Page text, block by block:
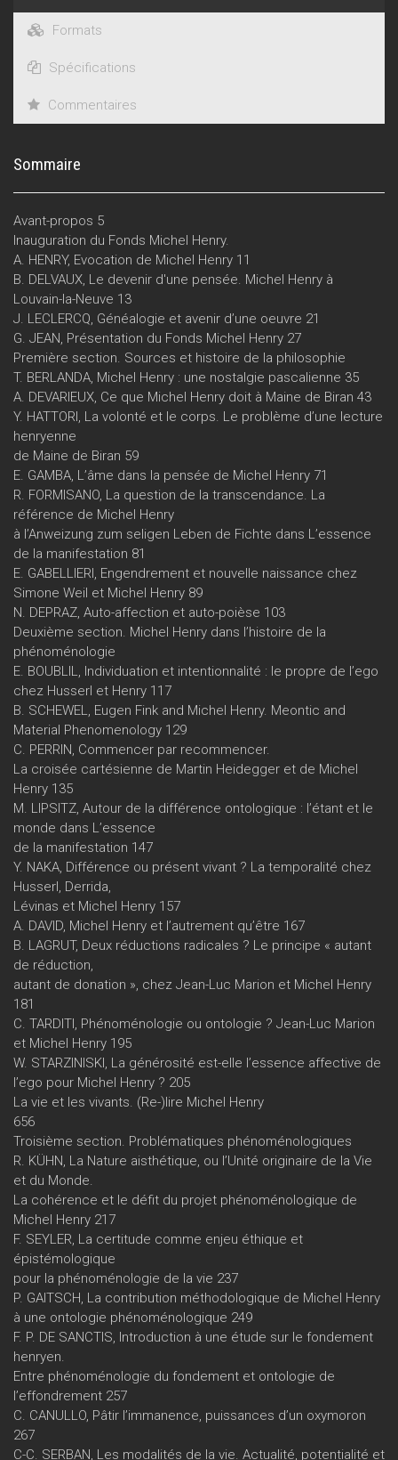
Formats
Spécifications
Commentaires
Sommaire
Avant-propos 5
Inauguration du Fonds Michel Henry.
A. HENRY, Evocation de Michel Henry 11
B. DELVAUX, Le devenir d'une pensée. Michel Henry à
Louvain-la-Neuve 13
J. LECLERCQ, Généalogie et avenir d’une oeuvre 21
G. JEAN, Présentation du Fonds Michel Henry 27
Première section. Sources et histoire de la philosophie
T. BERLANDA, Michel Henry : une nostalgie pascalienne 35
A. DEVARIEUX, Ce que Michel Henry doit à Maine de Biran 43
Y. HATTORI, La volonté et le corps. Le problème d’une lecture
henryenne
de Maine de Biran 59
E. GAMBA, L’âme dans la pensée de Michel Henry 71
R. FORMISANO, La question de la transcendance. La
référence de Michel Henry
à l’Anweizung zum seligen Leben de Fichte dans L’essence
de la manifestation 81
E. GABELLIERI, Engendrement et nouvelle naissance chez
Simone Weil et Michel Henry 89
N. DEPRAZ, Auto-affection et auto-poièse 103
Deuxième section. Michel Henry dans l’histoire de la
phénoménologie
E. BOUBLIL, Individuation et intentionnalité : le propre de l’ego
chez Husserl et Henry 117
B. SCHEWEL, Eugen Fink and Michel Henry. Meontic and
Material Phenomenology 129
C. PERRIN, Commencer par recommencer.
La croisée cartésienne de Martin Heidegger et de Michel
Henry 135
M. LIPSITZ, Autour de la différence ontologique : l’étant et le
monde dans L’essence
de la manifestation 147
Y. NAKA, Différence ou présent vivant ? La temporalité chez
Husserl, Derrida,
Lévinas et Michel Henry 157
A. DAVID, Michel Henry et l’autrement qu’être 167
B. LAGRUT, Deux réductions radicales ? Le principe « autant
de réduction,
autant de donation », chez Jean-Luc Marion et Michel Henry
181
C. TARDITI, Phénoménologie ou ontologie ? Jean-Luc Marion
et Michel Henry 195
W. STARZINISKI, La générosité est-elle l’essence affective de
l’ego pour Michel Henry ? 205
La vie et les vivants. (Re-)lire Michel Henry
656
Troisième section. Problématiques phénoménologiques
R. KÜHN, La Nature aisthétique, ou l’Unité originaire de la Vie
et du Monde.
La cohérence et le défit du projet phénoménologique de
Michel Henry 217
F. SEYLER, La certitude comme enjeu éthique et
épistémologique
pour la phénoménologie de la vie 237
P. GAITSCH, La contribution méthodologique de Michel Henry
à une ontologie phénoménologique 249
F. P. DE SANCTIS, Introduction à une étude sur le fondement
henryen.
Entre phénoménologie du fondement et ontologie de
l’effondrement 257
C. CANULLO, Pâtir l’immanence, puissances d’un oxymoron
267
C-C. SERBAN, Les modalités de la vie. Actualité, potentialité et